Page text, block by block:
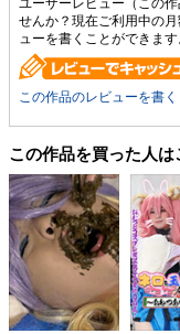
せんか？現在ご利用中の
ューを書くことができます
この作品のレビューを書く
この作品を買った人